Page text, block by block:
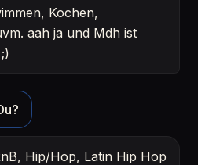
Kochen,
aah ja und Mdh ist
Hip/Hop, Latin Hip Hop